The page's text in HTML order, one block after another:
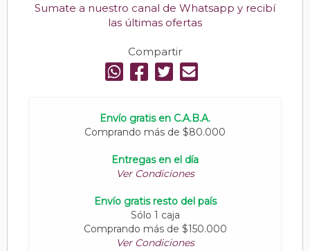
Sumate a nuestro canal de Whatsapp y recibí
las últimas ofertas
Compartir
Envío gratis en C.A.B.A.
Comprando más de $80.000
Entregas en el día
Ver Condiciones
Envío gratis resto del país
Sólo 1 caja
Comprando más de $150.000
Ver Condiciones